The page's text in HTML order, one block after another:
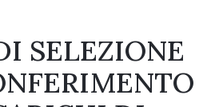
SELEZIONE